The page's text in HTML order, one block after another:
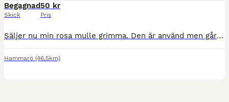
Begagnad
Skick
50 kr
Pris
Säljer nu min rosa mulle grimma. Den är använd men går att tvätta. Nypriset: 130kr Mitt pris: 50kr Köparen står för frakten, hör av er vid frågor eller funderingar🥰
Hammarö (46.5km)